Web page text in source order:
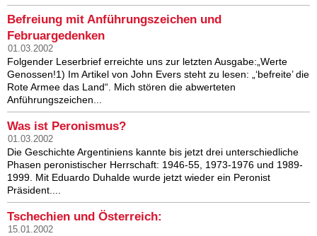
Befreiung mit Anführungszeichen und
Februargedenken
01.03.2002
Folgender Leserbrief erreichte uns zur letzten Ausgabe:„Werte
Genossen!1) Im Artikel von John Evers steht zu lesen: „‘befreite’ die
Rote Armee das Land“. Mich stören die abwerteten
Anführungszeichen...
Was ist Peronismus?
01.03.2002
Die Geschichte Argentiniens kannte bis jetzt drei unterschiedliche
Phasen peronistischer Herrschaft: 1946-55, 1973-1976 und 1989-
1999. Mit Eduardo Duhalde wurde jetzt wieder ein Peronist
Präsident....
Tschechien und Österreich:
15.01.2002